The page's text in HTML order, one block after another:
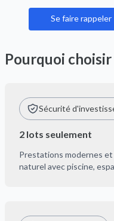
Se faire rappeler
Pourquoi
Sécurité
2 lots seulement
Prestations modernes et
naturel avec piscine,